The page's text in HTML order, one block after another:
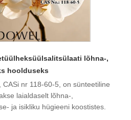
lõhna-,
hoolduseks
nr 118-60-5, on sünteetiline
laialdaselt lõhna-,
ja isikliku hügieeni koostistes.